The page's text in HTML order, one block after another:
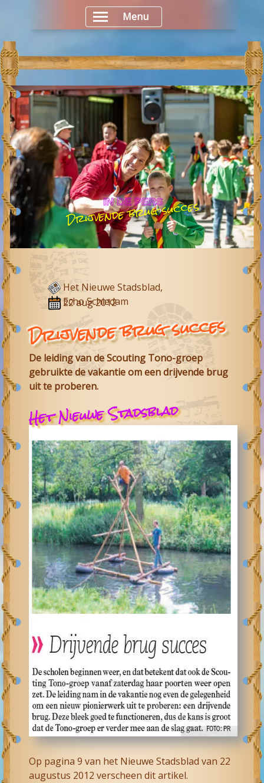
IN DE PERS
Drijvende brug succes
Het Nieuwe Stadsblad,
Echo Schiedam
22 aug 2012
Drijvende brug succes
De leiding van de Scouting Tono-groep
gebruikte de vakantie om een drijvende brug
uit te proberen.
Het Nieuwe Stadsblad
Op pagina 9 van het Nieuwe Stadsblad van 22
augustus 2012 verscheen dit artikel.
Menu